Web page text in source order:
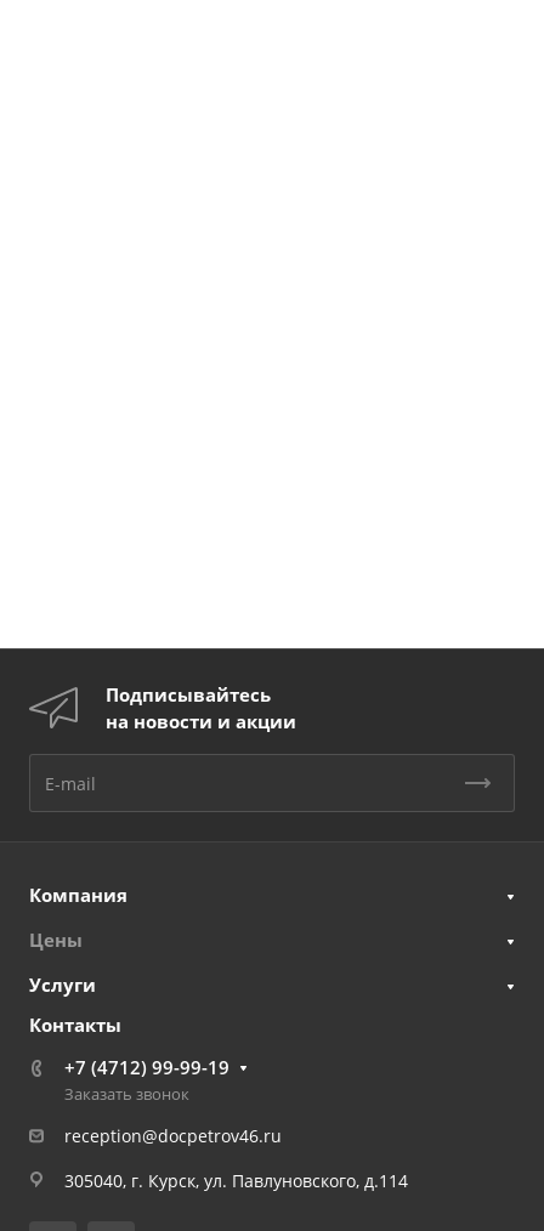
Подписывайтесь
на новости и акции
Компания
Цены
Услуги
Контакты
+7 (4712) 99-99-19
Заказать звонок
reception@docpetrov46.ru
305040, г. Курск, ул. Павлуновского, д.114